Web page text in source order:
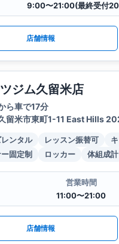
9:00〜21:00(最終受付
店舗情報
ジム久留米店
ら車で17分
留米市東町1-11 East Hills
ンタル レッスン振替可
固定制
ロッカー 体組成計
営業時間
11:00〜21:00
店舗情報